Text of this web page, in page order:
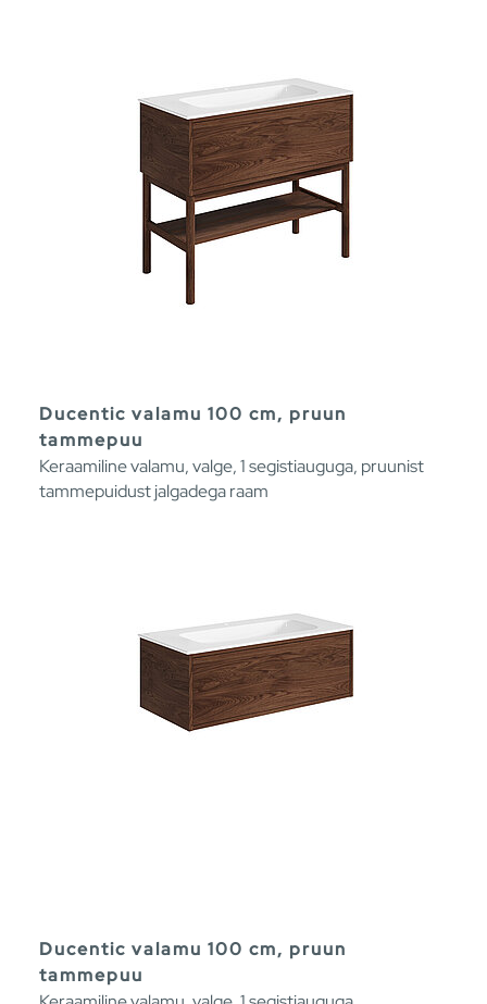
Ducentic valamu 100 cm, pruun
tammepuu
Keraamiline valamu, valge, 1 segistiauguga, pruunist
tammepuidust jalgadega raam
Ducentic valamu 100 cm, pruun
tammepuu